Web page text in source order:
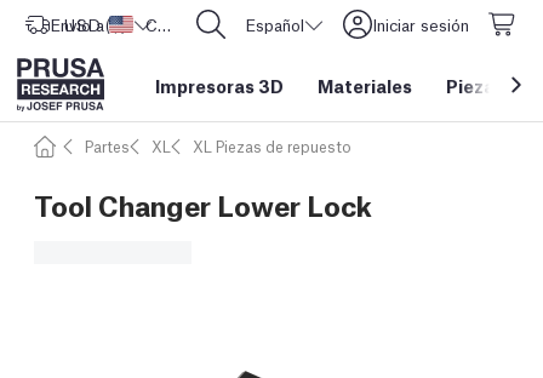
Envío a Estados Unidos
USD ($) CORE One L: ¡Ya disponible! Español Iniciar sesión
Impresoras 3D Materiales Piezas y
Partes XL XL Piezas de repuesto
Tool Changer Lower Lock